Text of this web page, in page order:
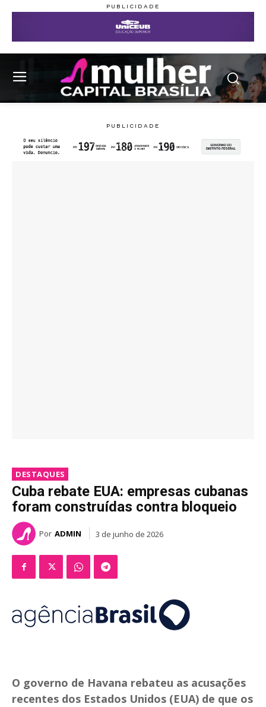
DESTAQUES
Cuba rebate EUA: empresas cubanas
foram construídas contra bloqueio
Por ADMIN 3 de junho de 2026
O governo de Havana rebateu as acusações
recentes dos Estados Unidos (EUA) de que os